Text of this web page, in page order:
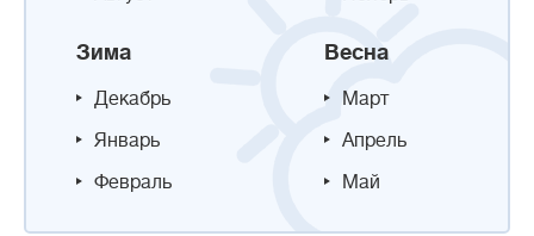
Зима
Декабрь
Январь
Февраль
Весна
Март
Апрель
Май